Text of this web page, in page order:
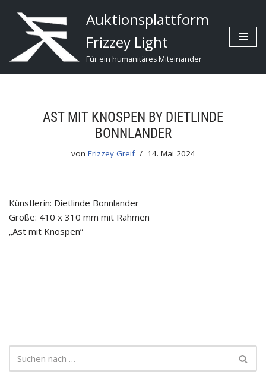
Zum
Inhalt
Auktionsplattform
Frizzey Light
Für ein humanitäres Miteinander
AST MIT KNOSPEN BY DIETLINDE
BONNLANDER
von Frizzey Greif 14. Mai 2024
Künstlerin: Dietlinde Bonnlander
Größe: 410 x 310 mm mit Rahmen
„Ast mit Knospen“